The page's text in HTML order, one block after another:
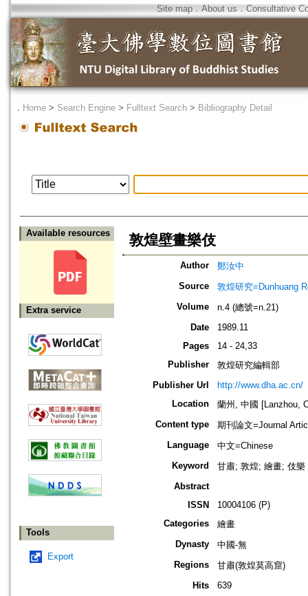
Site map．About us ． Consultative
． Home > Search Engine > Fulltext Search > Bibliography Detail
Available resources
Extra service
Tools
Export
敦煌壁畫樂伎
Author
鄭汝中
Source
敦煌研究=Dunhuang
Volume
n.4 (總號=n.21)
Date
1989.11
Pages
14 - 24,33
Publisher
敦煌研究編輯部
Publisher Url
http://www.dha.ac.cn/
Location
蘭州, 中國 [Lanzhou,
Content type
期刊論文=Journal
Language
中文=Chinese
Keyword
甘肅; 敦煌; 繪畫; 伎樂
Abstract
ISSN
10004106 (P)
Categories
繪畫
Dynasty
中國-無
Regions
甘肅(敦煌莫高窟)
Hits
639